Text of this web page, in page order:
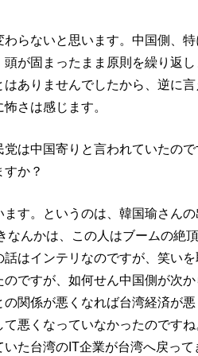
らないと思います。中国側、
が固まったまま原則を繰り返
ありませんでしたから、逆に
さは感じます。
は中国寄りと言われていたの
か？
す。というのは、韓国瑜さんの
なんかは、この人はブームの絶
はインテリなのですが、笑い
ですが、如何せん中国側が次
関係が悪くなれば台湾経済が
悪くなっていなかったのです
た台湾のIT企業が台湾へ戻っ